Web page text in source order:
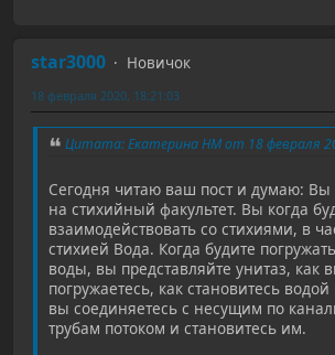
star3000
Новичок
18 февраля 2020, 18:21:03
Цитата: Екатерина НМ от 18 февраля
Сегодня читаю ваш пост и думаю: Вы
на стихийный факультет. Вы когда
взаимодействовать со стихиями, в
стихией Вода. Когда будите
воды, вы представляйте унитаз, как
погружаетесь, как становитесь
вы соединяетесь с несущим по
трубам потоком и становитесь им.